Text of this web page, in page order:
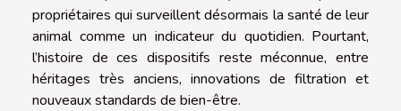
propriétaires qui surveillent désormais la santé de leur
animal comme un indicateur du quotidien. Pourtant,
l’histoire de ces dispositifs reste méconnue, entre
héritages très anciens, innovations de filtration et
nouveaux standards de bien-être.